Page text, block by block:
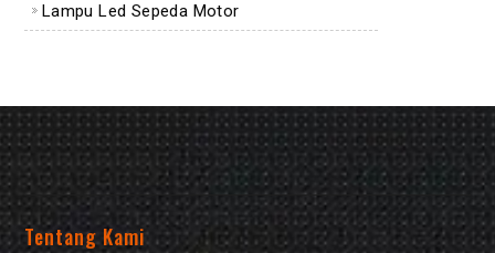
Lampu Led Sepeda Motor
Tentang Kami